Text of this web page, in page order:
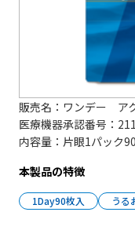
販売名
ワンデー ア
医療機器承認番号
内容量
片眼1パック
本製品の特徴
1Day90枚入 うる